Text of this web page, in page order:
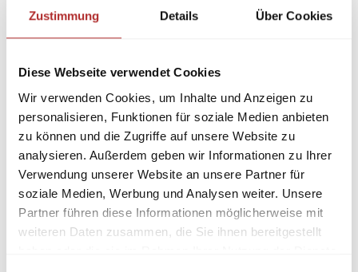
Zustimmung Details Über Cookies
Diese Webseite verwendet Cookies
Wir verwenden Cookies, um Inhalte und Anzeigen zu
personalisieren, Funktionen für soziale Medien anbieten
zu können und die Zugriffe auf unsere Website zu
analysieren. Außerdem geben wir Informationen zu Ihrer
Verwendung unserer Website an unsere Partner für
soziale Medien, Werbung und Analysen weiter. Unsere
Partner führen diese Informationen möglicherweise mit
weiteren Daten zusammen, die Sie ihnen bereitgestellt